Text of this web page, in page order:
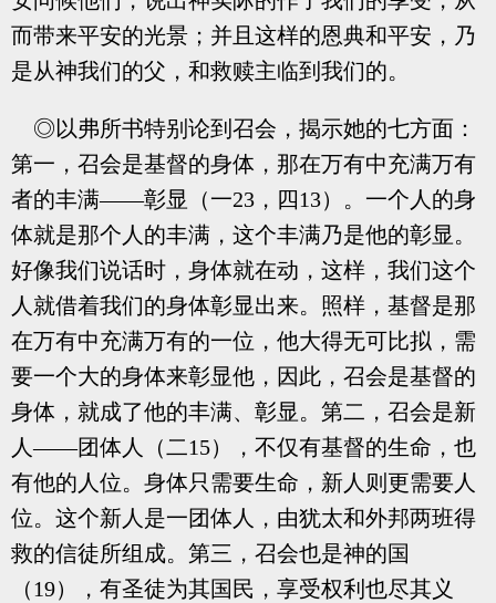
而带来平安的光景；并且这样的恩典和平安，乃
是从神我们的父，和救赎主临到我们的。
◎以弗所书特别论到召会，揭示她的七方面：
第一，召会是基督的身体，那在万有中充满万有
者的丰满——彰显（一23，四13）。一个人的身
体就是那个人的丰满，这个丰满乃是他的彰显。
好像我们说话时，身体就在动，这样，我们这个
人就借着我们的身体彰显出来。照样，基督是那
在万有中充满万有的一位，他大得无可比拟，需
要一个大的身体来彰显他，因此，召会是基督的
身体，就成了他的丰满、彰显。第二，召会是新
人——团体人（二15），不仅有基督的生命，也
有他的人位。身体只需要生命，新人则更需要人
位。这个新人是一团体人，由犹太和外邦两班得
救的信徒所组成。第三，召会也是神的国
（19），有圣徒为其国民，享受权利也尽其义